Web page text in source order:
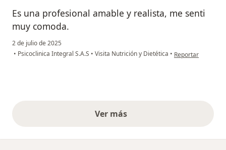
Es una profesional amable y realista, me senti
muy comoda.
2 de julio de 2025
• Psicoclinica Integral S.A.S • Visita Nutrición y Dietética • en opinión del
Reportar
Ver másopiniones anteriores